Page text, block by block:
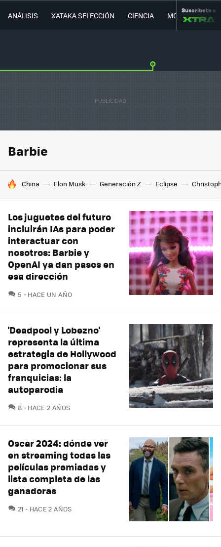
ANÁLISIS XATAKA SELECCIÓN CIENCIA MOVILIDAD
Suscríbete a
Barbie
HOY SE HABLA DE
China Elon Musk Generación Z Eclipse
Los juguetes del futuro
incluirán IAs para poder
interactuar con
nosotros: Barbie y
OpenAI ya dan pasos en
esa dirección
5 COMENTARIOS
HACE UN AÑO
'Deadpool y Lobezno'
representa la última
estrategia de Hollywood
para promocionar sus
franquicias: la
autoparodia
8 COMENTARIOS
HACE 2 AÑOS
Oscar 2024: dónde ver
en streaming todas las
películas premiadas y
lista completa de las
ganadoras
21 COMENTARIOS
HACE 2 AÑOS